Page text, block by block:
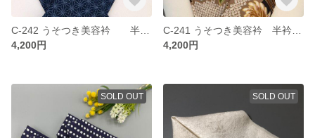
4,200円
4,200円
SOLD OUT SOLD OUT